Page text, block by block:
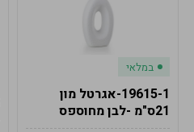
במלאי
19615-1-אגרטל מון
21ס"מ -לבן מחוספס